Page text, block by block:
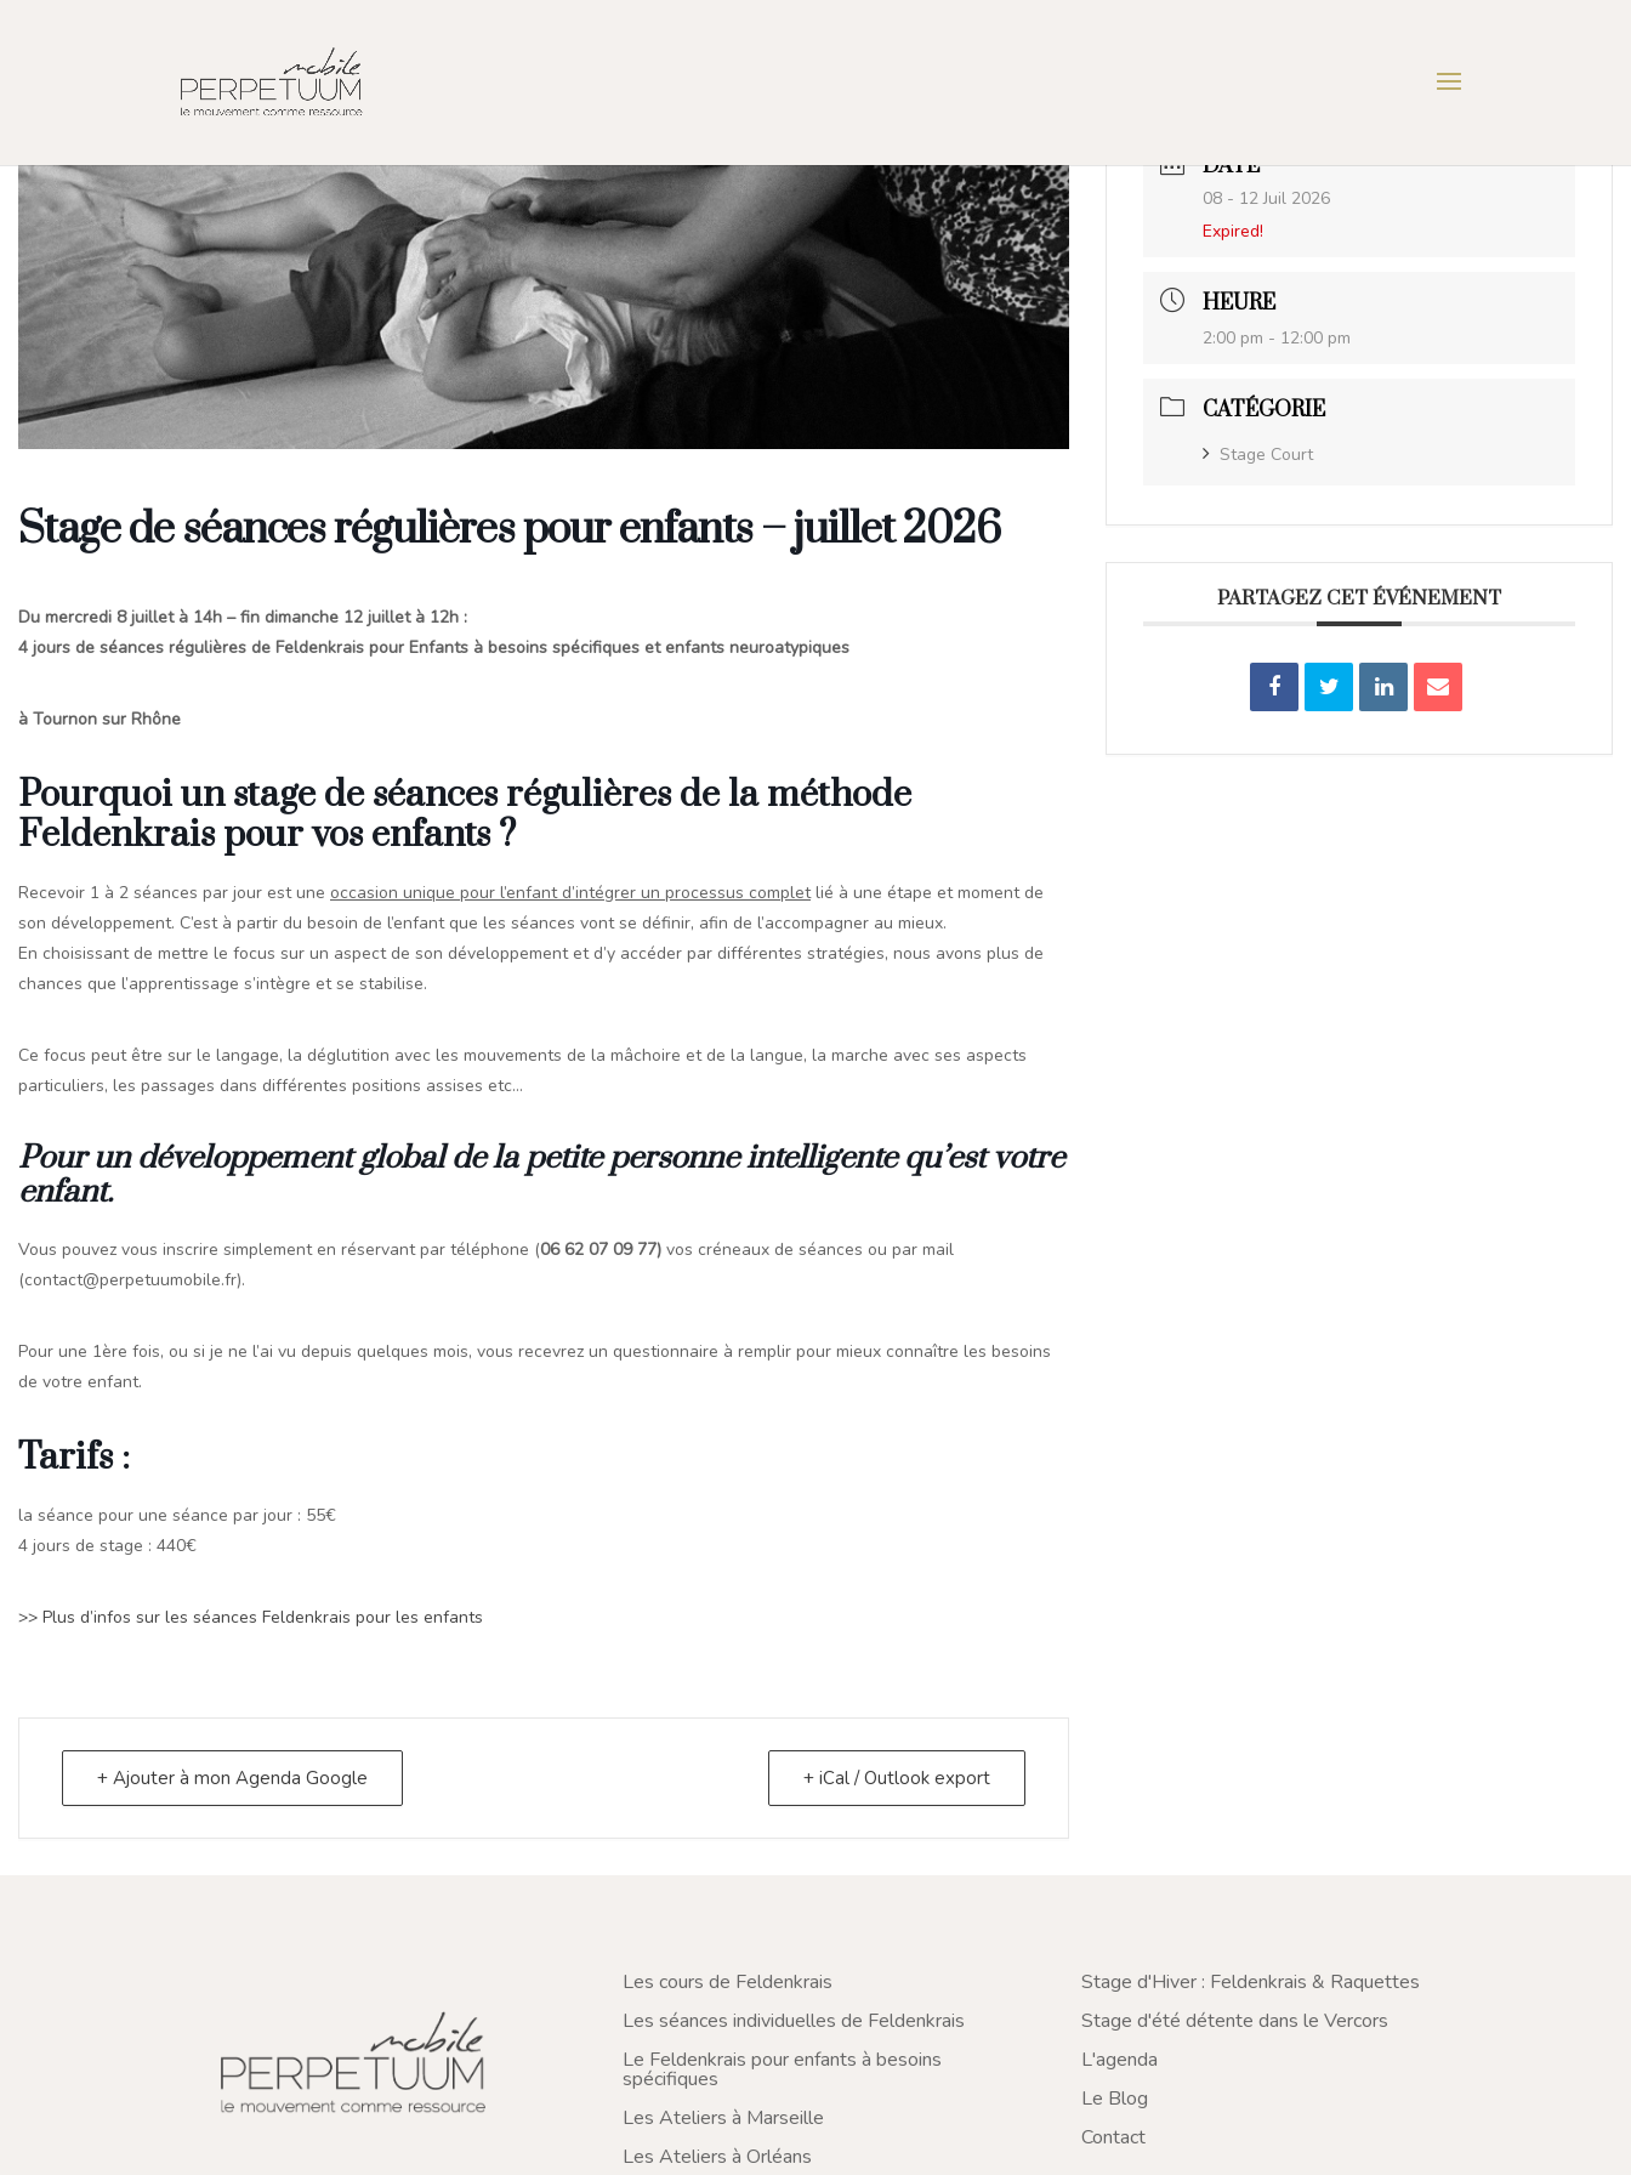
Stage de séances régulières pour enfants – juillet 2026
Du mercredi 8 juillet à 14h – fin dimanche 12 juillet à 12h :
4 jours de séances régulières de Feldenkrais pour Enfants à besoins spécifiques et enfants neuroatypiques
à Tournon sur Rhône
Pourquoi un stage de séances régulières de la méthode
Feldenkrais pour vos enfants ?
Recevoir 1 à 2 séances par jour est une occasion unique pour l’enfant d’intégrer un processus completlié à une étape et moment de
son développement. C’est à partir du besoin de l’enfant que les séances vont se définir, afin de l’accompagner au mieux.
En choisissant de mettre le focus sur un aspect de son développement et d’y accéder par différentes stratégies, nous avons plus de
chances que l’apprentissage s’intègre et se stabilise.
Ce focus peut être sur le langage, la déglutition avec les mouvements de la mâchoire et de la langue, la marche avec ses aspects
particuliers, les passages dans différentes positions assises etc…
Pour un développement global de la petite personne intelligente qu’est votre
enfant.
Vous pouvez vous inscrire simplement en réservant par téléphone (06 62 07 09 77) vos créneaux de séances ou par mail
(contact@perpetuumobile.fr).
Pour une 1ère fois, ou si je ne l’ai vu depuis quelques mois, vous recevrez un questionnaire à remplir pour mieux connaître les besoins
de votre enfant.
Tarifs :
la séance pour une séance par jour : 55€
4 jours de stage : 440€
>> Plus d’infos sur les séances Feldenkrais pour les enfants
+ Ajouter à mon Agenda Google + iCal / Outlook export
DATE
08 - 12 Juil 2026
Expired!
HEURE
2:00 pm - 12:00 pm
CATÉGORIE
Stage Court
PARTAGEZ CET ÉVÉNEMENT
Les cours de Feldenkrais
Les séances individuelles de Feldenkrais
Le Feldenkrais pour enfants à besoins
spécifiques
Les Ateliers à Marseille
Les Ateliers à Orléans
Stage d'Hiver : Feldenkrais & Raquettes
Stage d'été détente dans le Vercors
L'agenda
Le Blog
Contact